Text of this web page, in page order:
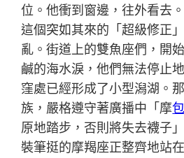
位。他衝到窗邊，往外看去
這個突如其來的「超級修正
亂。街道上的雙魚座們，開
鹹的海水淚，他們無法停止
窪處已經形成了小型潟湖。
族，嚴格遵守著廣播中「摩
原地踏步，否則將失去襪子
裝筆挺的摩羯座正整齊地站